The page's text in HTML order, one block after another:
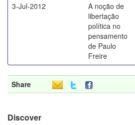
3-Jul-2012
A noção de
libertação
política no
pensamento
de Paulo
Freire
Share
Discover